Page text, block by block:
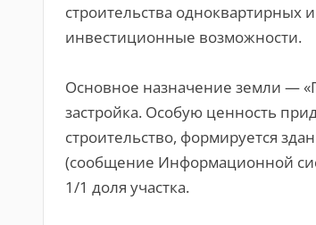
строительства
инвестиционные возможности.
Основное назначение земли —
застройка. Особую ценность
строительство, формируется
(сообщение Информационной
1/1 доля участка.